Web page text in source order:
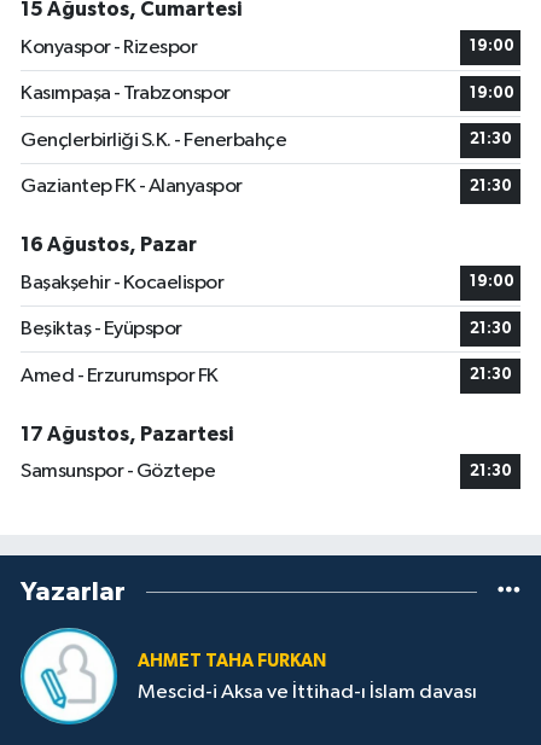
15 Ağustos, Cumartesi
Konyaspor - Rizespor
19:00
Kasımpaşa - Trabzonspor 19:00
Gençlerbirliği S.K. - Fenerbahçe 21:30
Gaziantep FK - Alanyaspor 21:30
16 Ağustos, Pazar
Başakşehir - Kocaelispor
19:00
Beşiktaş - Eyüpspor 21:30
Amed - Erzurumspor FK 21:30
17 Ağustos, Pazartesi
Samsunspor - Göztepe
21:30
Yazarlar
AHMET TAHA FURKAN
Mescid-i Aksa ve İttihad-ı İslam davası